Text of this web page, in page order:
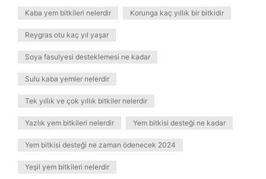
Kaba yem bitkileri nelerdir Korunga kaç yıllık bir bitkidir
Reygras otu kaç yıl yaşar
Soya fasulyesi desteklemesi ne kadar
Sulu kaba yemler nelerdir
Tek yıllık ve çok yıllık bitkiler nelerdir
Yazlık yem bitkileri nelerdir Yem bitkisi desteği ne kadar
Yem bitkisi desteği ne zaman ödenecek 2024
Yeşil yem bitkileri nelerdir